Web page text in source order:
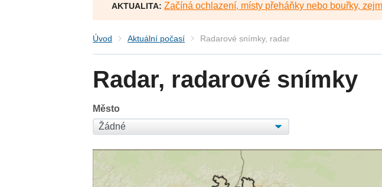
AKTUALITA: Začíná ochlazení, místy přeháňky nebo bouřky,
Úvod Aktuální počasí Radarové snímky, radar
Radar, radarové snímky
Město